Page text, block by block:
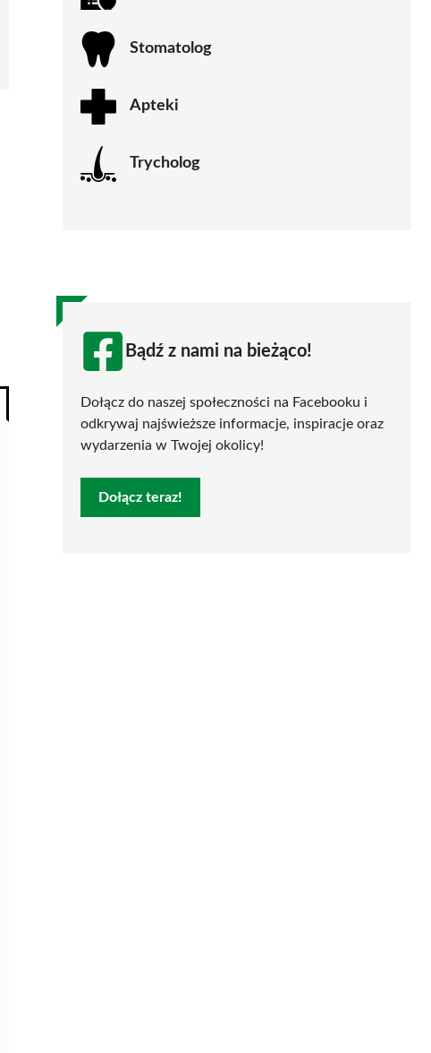
Stomatolog
Apteki
Trycholog
Bądź z nami na bieżąco!
Dołącz do naszej społeczności na Facebooku i
odkrywaj najświeższe informacje, inspiracje oraz
wydarzenia w Twojej okolicy!
Dołącz teraz!